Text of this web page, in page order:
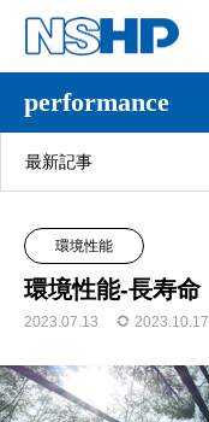
performance
最新記事
環境性能
環境性能-長寿命
2023.07.13 2023.10.17